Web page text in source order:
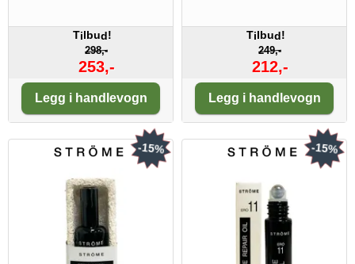
Tilbud!
298,-
253,-
Legg i handlevogn
Tilbud!
249,-
212,-
Legg i handlevogn
-15% -15%